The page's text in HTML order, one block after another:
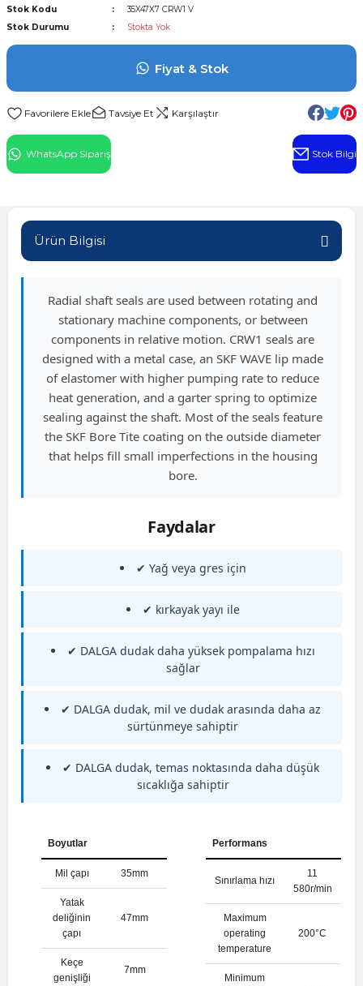
Rulman
Stok Kodu
35X47X7 CRW1 V
Stok Durumu
Stokta Yok
Fiyat & Stok
Tavsiye Et Karşılaştır
WhatsApp Sipariş Stok Bilgi
Ürün Bilgisi
Radial shaft seals are used between rotating and
stationary machine components, or between
components in relative motion. CRW1 seals are
designed with a metal case, an SKF WAVE lip made
of elastomer with higher pumping rate to reduce
heat generation, and a garter spring to optimize
sealing against the shaft. Most of the seals feature
the SKF Bore Tite coating on the outside diameter
that helps fill small imperfections in the housing
bore.
Faydalar
✔ Yağ veya gres için
✔ kırkayak yayı ile
✔ DALGA dudak daha yüksek pompalama hızı
sağlar
✔ DALGA dudak, mil ve dudak arasında daha az
sürtünmeye sahiptir
✔ DALGA dudak, temas noktasında daha düşük
sıcaklığa sahiptir
Boyutlar
Mil çapı 35mm
Yatak
deliğinin
çapı
47mm
Keçe
genişliği
7mm
Performans
Sınırlama hızı
11
580r/min
Maximum
operating
temperature
200°C
Minimum